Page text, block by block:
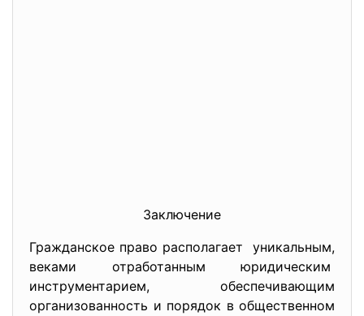
Заключение
Гражданское право располагает уникальным,
веками отработанным юридическим
инструментарием, обеспечивающим
организованность и порядок в общественном